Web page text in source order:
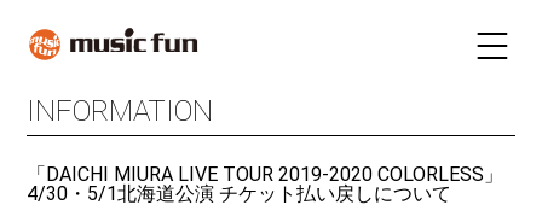
LIVE SCHEDULE
STAY INFORMATION
INFORMATION
「DAICHI MIURA LIVE TOUR 2019-2020 COLORLESS」
4/30・5/1北海道公演 チケット払い戻しについて